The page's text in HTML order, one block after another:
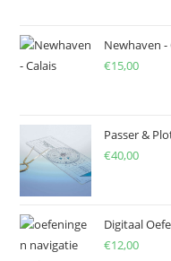
Newhaven -
€15,00
Passer &
€40,00
Digitaal
€12,00